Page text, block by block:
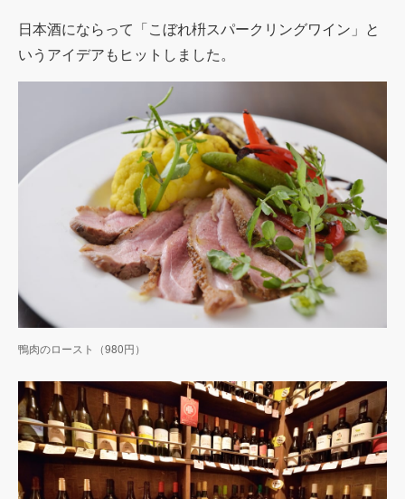
日本酒にならって「こぼれ枡スパークリングワイン」と
いうアイデアもヒットしました。
鴨肉のロースト（980円）